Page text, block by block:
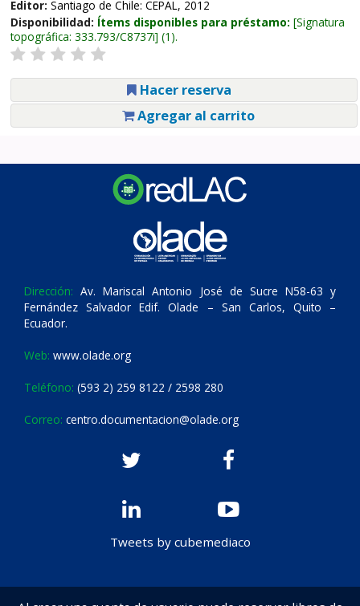
Editor: Santiago de Chile: CEPAL, 2012
Disponibilidad: Ítems disponibles para préstamo: Signatura
topográfica: 333.793/C8737i (1).
Hacer reserva
Agregar al carrito
Dirección: Av. Mariscal Antonio José de Sucre N58-63 y
Fernández Salvador Edif. Olade – San Carlos, Quito –
Ecuador.
Web: www.olade.org
Teléfono: (593 2) 259 8122 / 2598 280
Correo: centro.documentacion@olade.org
Tweets by cubemediaco